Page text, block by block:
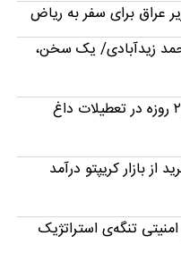
عراق برای سفر به ریاض
احمد زیدآبادی/ یک سخن،
۵ مقصد خنک برای سفر ۲ روزه در تعطیلات داغ
از بازار کریپتو درآمد
تنگه‌ی استراتژیک